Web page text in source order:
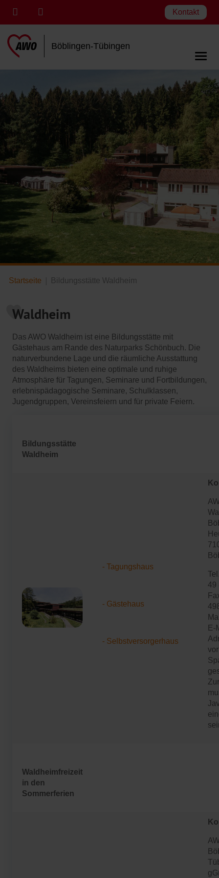
Kontakt
Böblingen-Tübingen
Startseite Bildungsstätte Waldheim
Waldheim
Das AWO Waldheim ist eine Bildungsstätte mit
Gästehaus am Rande des Naturparks Schönbuch. Die
naturverbundene Lage und die räumliche Ausstattung
des Waldheims bieten eine optimale und ruhige
Atmosphäre für Tagungen, Seminare und Fortbildungen,
erlebnispädagogische Seminare, Schulklassen,
Jugendgruppen, Vereinsfeiern und für private Feiern.
Bildungsstätte
Waldheim
- Tagungshaus
- Gästehaus
- Selbstversorgerhaus
49
E-
vor
Waldheimfreizeit
in den
Sommerferien